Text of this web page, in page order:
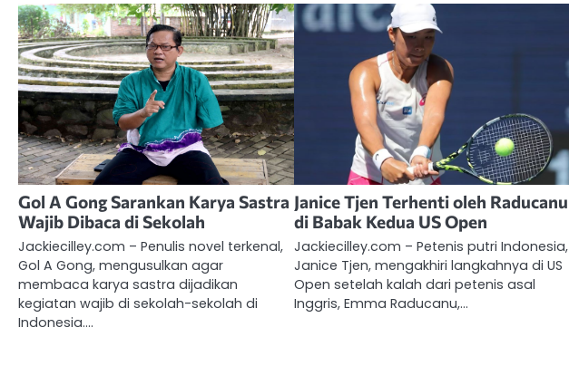
Gol A Gong Sarankan Karya Sastra
Wajib Dibaca di Sekolah
Jackiecilley.com – Penulis novel terkenal,
Gol A Gong, mengusulkan agar
membaca karya sastra dijadikan
kegiatan wajib di sekolah-sekolah di
Indonesia.…
Janice Tjen Terhenti oleh Raducanu
di Babak Kedua US Open
Jackiecilley.com – Petenis putri Indonesia,
Janice Tjen, mengakhiri langkahnya di US
Open setelah kalah dari petenis asal
Inggris, Emma Raducanu,…